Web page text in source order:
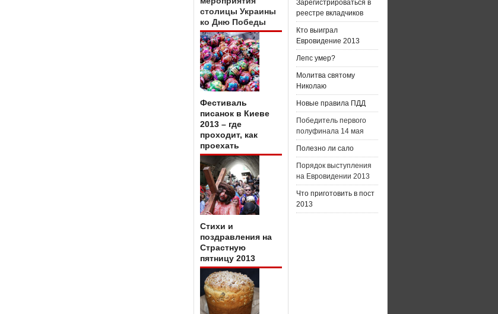
столицы Украины
ко Дню Победы
Фестиваль
писанок в Киеве
2013 – где
проходит, как
проехать
Стихи и
поздравления на
Страстную
пятницу 2013
Зарегистрироваться в
реестре вкладчиков
Кто выиграл
Евровидение 2013
Лепс умер?
Молитва святому
Николаю
Новые правила ПДД
Победитель первого
полуфинала 14 мая
Полезно ли сало
Порядок выступления
на Евровидении 2013
Что приготовить в пост
2013